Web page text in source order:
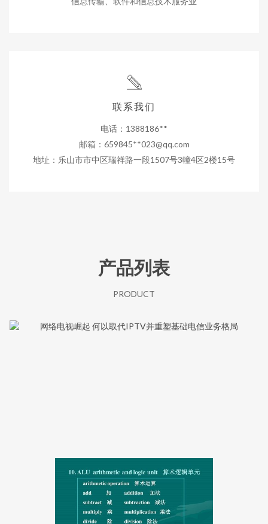
联系我们
电话：1388186**
邮箱：659845**023@qq.com
地址：乐山市市中区瑞祥路一段1507号3幢4区2楼15号
产品列表
PRODUCT